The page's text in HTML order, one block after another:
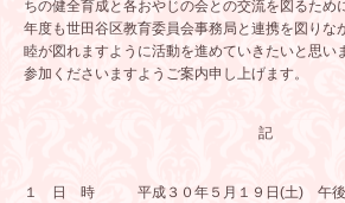
ちの健全育成と各おやじの会との交流を図るため
年度も世田谷区教育委員会事務局と連携を図りな
睦が図れますように活動を進めていきたいと思い
参加くださいますようご案内申し上げます。
記
１ 日 時 平成３０年５月１９日(土) 午後４